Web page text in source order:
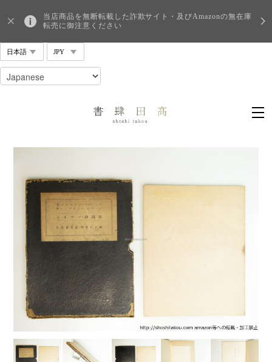
当店商品を無断転載した詐欺サイト・及びAmazonの無在庫
転売に御注意ください